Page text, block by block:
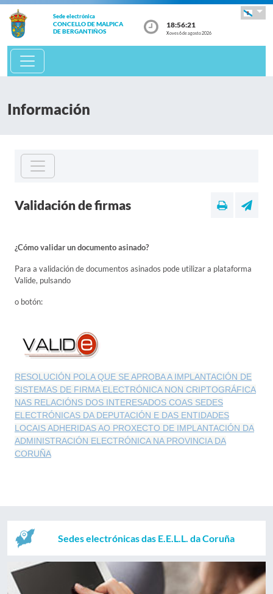
Sede electrónica
CONCELLO DE MALPICA
DE BERGANTIÑOS
18:56:21
Xoves 6 de agosto 2026
Información
Validación de firmas
¿Cómo validar un documento asinado?
Para a validación de documentos asinados pode utilizar a plataforma
Valide, pulsando
o botón:
RESOLUCIÓN POLA QUE SE APROBA A IMPLANTACIÓN DE
SISTEMAS DE FIRMA ELECTRÓNICA NON CRIPTOGRÁFICA
NAS RELACIÓNS DOS INTERESADOS COAS SEDES
ELECTRÓNICAS DA DEPUTACIÓN E DAS ENTIDADES
LOCAIS ADHERIDAS AO PROXECTO DE IMPLANTACIÓN DA
ADMINISTRACIÓN ELECTRÓNICA NA PROVINCIA DA
CORUÑA
Sedes electrónicas das E.E.L.L. da Coruña